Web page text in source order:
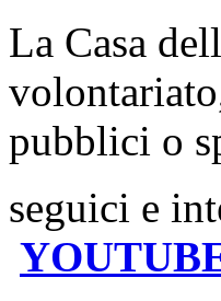
La Casa
pubblici o
seguici e